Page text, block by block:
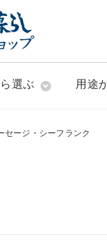
選ぶ 用途
セージ・シーフランク